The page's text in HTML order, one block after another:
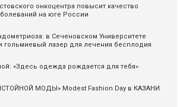
онкоцентра повысит качество
на юге России
в Сеченовском Университете
гольмиевый лазер для лечения бесплодия
«Здесь одежда рождается для тебя»
МОДЫ» Modest Fashion Day в КАЗАНИ